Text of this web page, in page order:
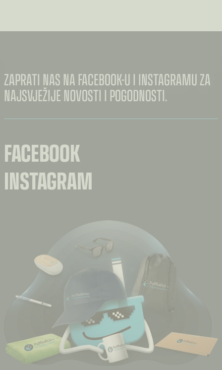
€6.00
€4.50
ZAPRATI NAS NA FACEBOOK-U I INSTAGRAMU ZA
NAJSVJEŽIJE NOVOSTI I POGODNOSTI.
FACEBOOK
INSTAGRAM